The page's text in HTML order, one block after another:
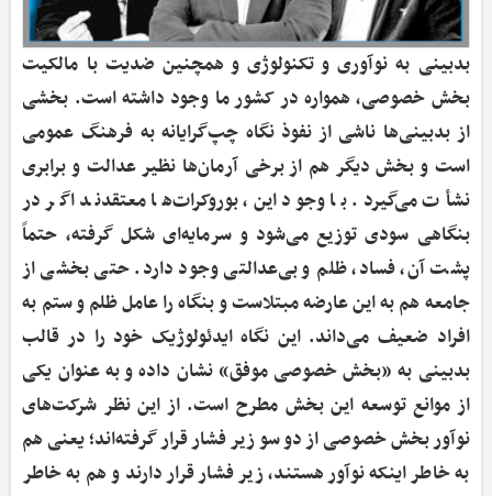
بدبینی به نوآوری و تکنولوژی و همچنین ضدیت با مالکیت
بخش خصوصی، همواره در کشور ما وجود داشته است. بخشی
از بدبینی‌ها ناشی از نفوذ نگاه چپ‌گرایانه به فرهنگ عمومی
است و بخش دیگر هم از برخی آرمان‌ها نظیر عدالت و برابری
نشأت می‌گیرد. با وجود این، بوروکرات‌ها معتقدند اگر در
بنگاهی سودی توزیع می‌شود و سرمایه‌ای شکل گرفته، حتماً
پشت آن، فساد، ظلم و بی‌عدالتی وجود دارد. حتی بخشی از
جامعه هم به این عارضه مبتلاست و بنگاه را عامل ظلم و ستم به
افراد ضعیف می‌داند. این نگاه ایدئولوژیک خود را در قالب
بدبینی به «بخش خصوصی موفق» نشان داده و به عنوان یکی
از موانع توسعه این بخش مطرح است. از این نظر شرکت‌های
نوآور بخش خصوصی از دو سو زیر فشار قرار گرفته‌اند؛ یعنی هم
به خاطر اینکه نوآور هستند، زیر فشار قرار دارند و هم به خاطر